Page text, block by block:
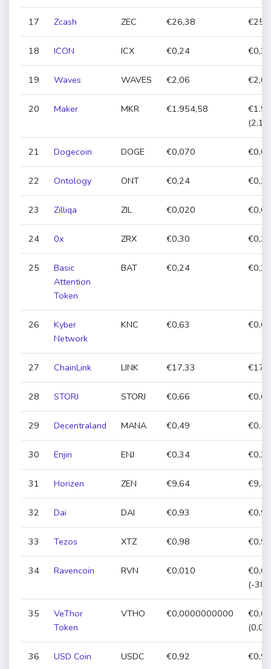
17 Zcash ZEC €26,38
18 ICON ICX €0,24
19 Waves WAVES €2,06
20 Maker MKR €1.954,58
21 Dogecoin DOGE €0,070
22 Ontology ONT €0,24
23 Zilliqa ZIL €0,020
24 0x ZRX €0,30
25
Basic
Attention
Token
BAT €0,24
26
Kyber
Network
KNC €0,63
27 ChainLink LINK €17,33
28 STORJ STORJ €0,66
29 Decentraland MANA €0,49
30 Enjin ENJ €0,34
31 Horizen ZEN €9,64
32 Dai DAI €0,93
33 Tezos XTZ €0,98
34 Ravencoin RVN €0,010
(-
35
VeThor
Token
VTHO €0,0000000000
36 USD Coin USDC €0,92